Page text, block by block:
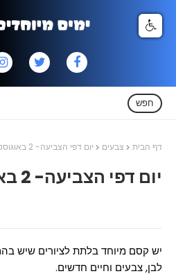
חפש
דף הבית צבעים יום דפי הצביעה- 2 באוגוסט
יום דפי הצביעה- 2 באוגוסט
יש קסם מיוחד בלתת לציורים שיש
לבן, צבעים וחיים חדשים.